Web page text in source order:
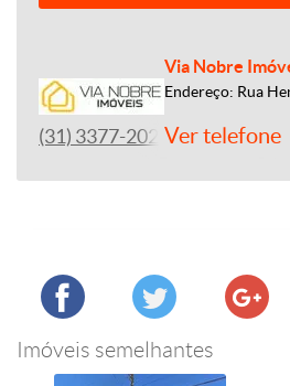
Via Nobre
Endereço: Rua
(31) 3377-2020Ver telefone
Imóveis semelhantes